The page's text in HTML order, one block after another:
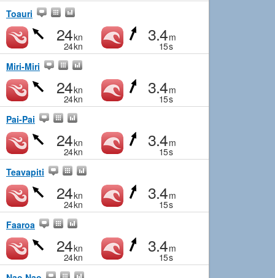
Toauri
24kn
24kn
3.4m
15s
Miri-Miri
24kn
24kn
3.4m
15s
Pai-Pai
24kn
24kn
3.4m
15s
Teavapiti
24kn
24kn
3.4m
15s
Faaroa
24kn
24kn
3.4m
15s